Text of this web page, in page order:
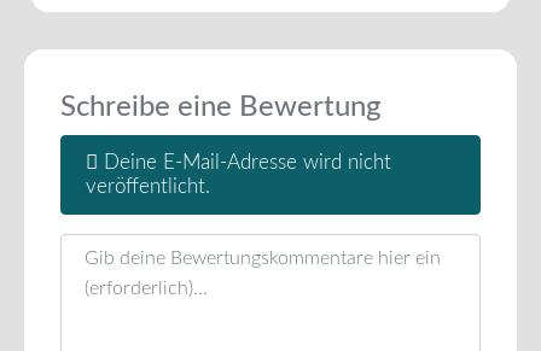
Schreibe eine Bewertung
Deine E-Mail-Adresse wird nicht
veröffentlicht.
Rezensionstext